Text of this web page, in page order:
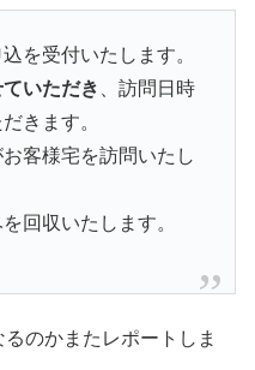
を受付いたします。
いただき
、訪問日時
きます。
客様宅を訪問いたし
回収いたします。
のかまたレポートしま